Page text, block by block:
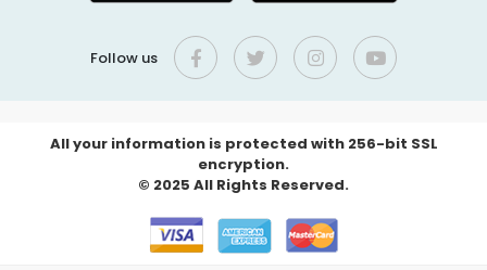
Follow us
All your information is protected with 256-bit SSL
encryption.
© 2025 All Rights Reserved.